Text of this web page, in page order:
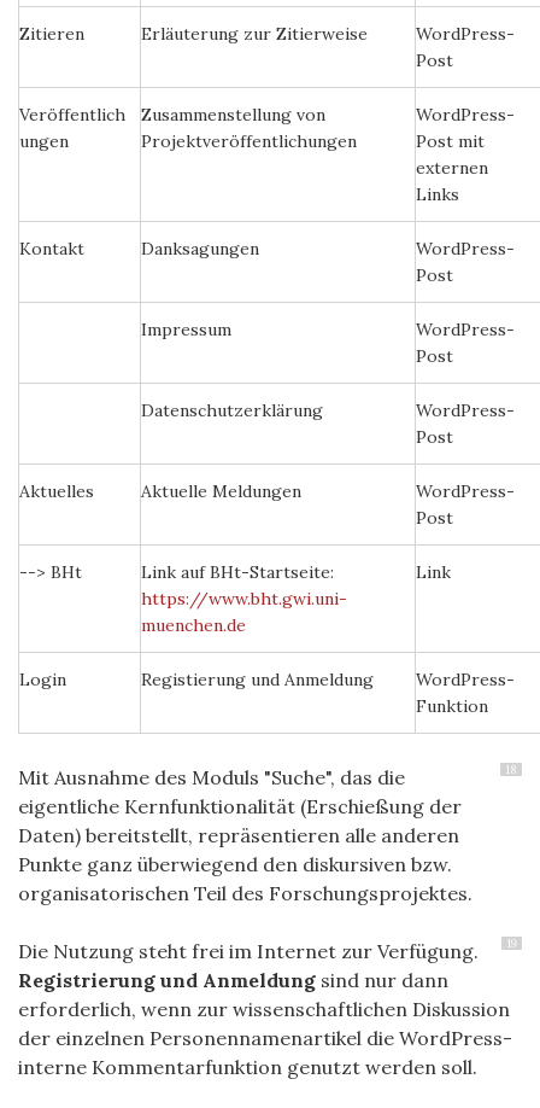
Zitieren Erläuterung zur Zitierweise
WordPress-
Post
Veröffentlich
ungen
Zusammenstellung von
Projektveröffentlichungen
WordPress-
Post mit
externen
Links
Kontakt Danksagungen
WordPress-
Post
Impressum
WordPress-
Post
Datenschutzerklärung
WordPress-
Post
Aktuelles Aktuelle Meldungen
WordPress-
Post
--> BHt
Link auf BHt-Startseite:
https://www.bht.gwi.uni-
muenchen.de
Link
Login Registierung und Anmeldung
WordPress-
Funktion
18
Mit Ausnahme des Moduls "Suche", das die
eigentliche Kernfunktionalität (Erschießung der
Daten) bereitstellt, repräsentieren alle anderen
Punkte ganz überwiegend den diskursiven bzw.
organisatorischen Teil des Forschungsprojektes.
19
Die Nutzung steht frei im Internet zur Verfügung.
Registrierung und Anmeldung sind nur dann
erforderlich, wenn zur wissenschaftlichen Diskussion
der einzelnen Personennamenartikel die WordPress-
interne Kommentarfunktion genutzt werden soll.